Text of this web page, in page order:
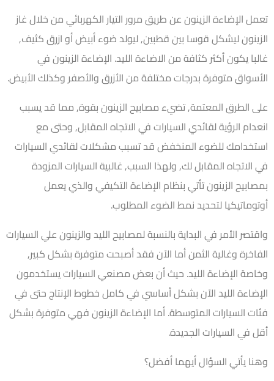
تعمل الإضاءة الزينون عن طريق مرور التيار الكهربائي من خلال غاز
الزينون ليشكل قوسا بين قطبين, ليولد ضوء أبيض أو ازرق كثيف,
غالبا يكون أكثر كثافة من الاضاءة الليد. الإضاءة الزينون في
الأسواق متوفرة بدرجات مختلفة من الأزرق والأصفر وكذلك الأبيض.
على الطرق المعتمة, تضيء مصابيح الزينون بقوة, مما قد يسبب
انعدام الرؤية لقائدي السيارات في الاتجاه المقابل, وحتى مع
استخدامك للضوء المنخفض قد تسبب مشكلات لقائدي السيارات
في الاتجاه المقابل لك, ولهذا السبب, غالبية السيارات المزودة
بمصابيح الزينون تأتي بنظام الإضاءة التكيفي والذي يعمل
أوتوماتيكيا لتحديد نمط الضوء المطلوب.
واقتصر الأمر في البداية بالنسبة لمصابيح الليد والزينون علي السيارات
الفاخرة وغالية الثمن أما الآن فقد أصبحت متوفرة بشكل كبير,
وخاصة الإضاءة الليد. حيث أن بعض مصنعي السيارات يستخدمون
الإضاءة الليد الآن بشكل أساسي في كامل خطوط الإنتاج حتى في
فئات السيارات المتوسطة. أما الإضاءة الزينون فهي متوفرة بشكل
أقل في السيارات الجديدة.
وهنا يأتي السؤال أيهما أفضل؟